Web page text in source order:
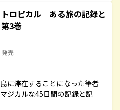
トロピカル ある旅の記録と
3巻
発売
に滞在することになった筆者
ジカルな45日間の記録と記